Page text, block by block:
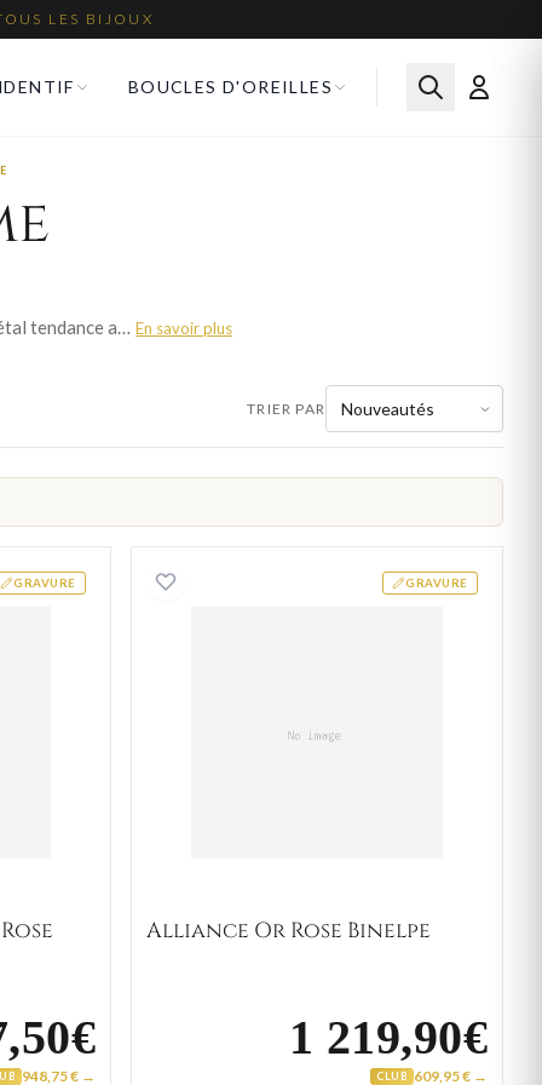
LES BIJOUX
BOUCLES D'OREILLES
L'or rose, mélange subtil d'or et de cuivre, séduit par sa teinte romantique et contemporaine. Ce métal tendance apporte une touche de douceur et de féminité à chaque bijou. Nos bagues en or rose femme sont travaillés avec le savoir-faire de la joaillerie française. Découvrez plus de 459 modèles et trouvez le bijou qui correspond à votre style. Livraison offerte en France métropolitaine. En savoir plus
TRIER PAR
GRAVURE
Blanc et Rose Carbonel Diamant
948,75 € →
GRAVURE
Alliance Or Rose Binelpe
Alliance Or Rose Binelpe
1 219,90€
CLUB 609,95 € →